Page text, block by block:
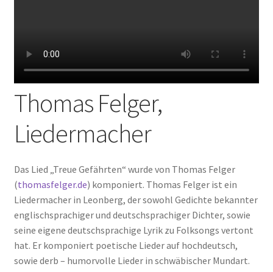
Thomas Felger,
Liedermacher
Das Lied „Treue Gefährten“ wurde von Thomas Felger
(thomasfelger.de) komponiert. Thomas Felger ist ein
Liedermacher in Leonberg, der sowohl Gedichte bekannter
englischsprachiger und deutschsprachiger Dichter, sowie
seine eigene deutschsprachige Lyrik zu Folksongs vertont
hat. Er komponiert poetische Lieder auf hochdeutsch,
sowie derb – humorvolle Lieder in schwäbischer Mundart.